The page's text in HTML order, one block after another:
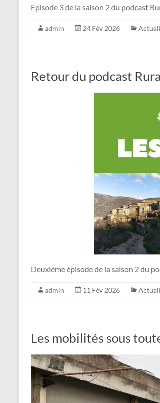
Episode 3 de la saison 2 du podcast
admin 24 Fév 2026
Retour du podcast
Deuxième épisode de la saison 2 du
admin 11 Fév 2026
Les mobilités sous